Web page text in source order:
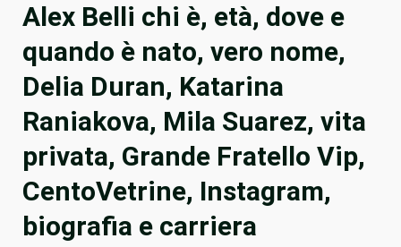
Alex Belli chi è, età, dove e
quando è nato, vero nome,
Delia Duran, Katarina
Raniakova, Mila Suarez, vita
privata, Grande Fratello Vip,
CentoVetrine, Instagram,
biografia e carriera